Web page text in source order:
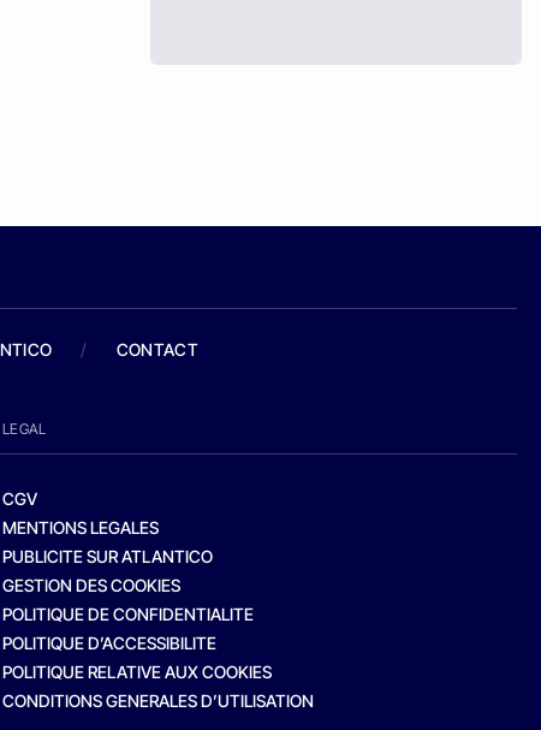
/ CONTACT
LEGAL
CGV
MENTIONS LEGALES
PUBLICITE SUR ATLANTICO
GESTION DES COOKIES
POLITIQUE DE CONFIDENTIALITE
POLITIQUE D’ACCESSIBILITE
POLITIQUE RELATIVE AUX COOKIES
CONDITIONS GENERALES D’UTILISATION